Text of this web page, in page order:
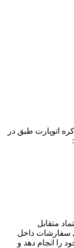
اتوپارت طبق در
متقابل
سفارشات داخل
را انجام دهد و